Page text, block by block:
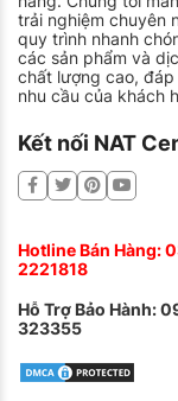
Dòng ắc quy
Nâng tầm
cầu. Dòng ắc
suất cùng với
Tạo ra dựa
nhà máy
trải nghiệm chuyên
quy trình nhanh
các sản phẩm và
chất lượng cao,
nhu cầu của khách
Kết nối NAT
Hotline Bán Hàng:
2221818
Hỗ Trợ Bảo Hành:
323355